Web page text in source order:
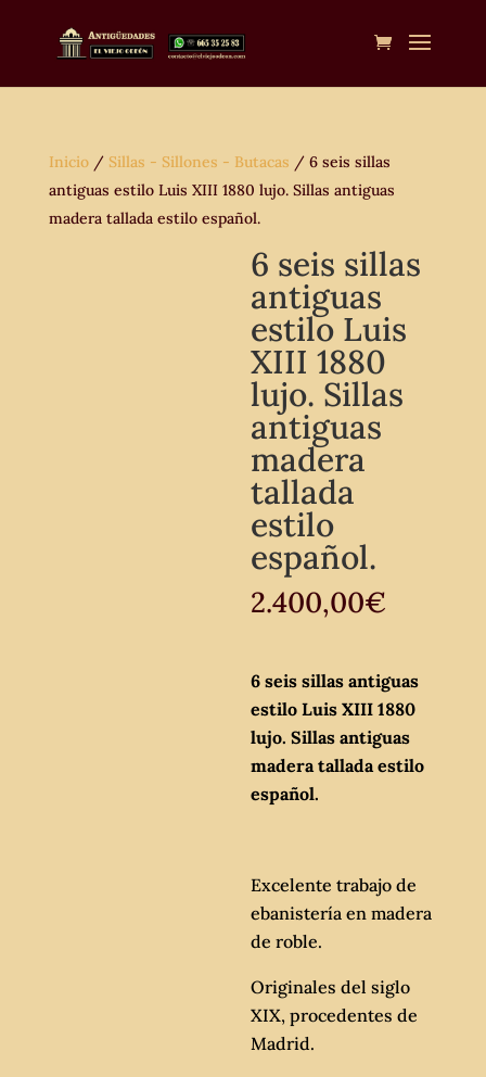
Inicio/ Sillas - Sillones - Butacas / 6 seis sillas
antiguas estilo Luis XIII 1880 lujo. Sillas antiguas
madera tallada estilo español.
6 seis sillas
antiguas
estilo Luis
XIII 1880
lujo. Sillas
antiguas
madera
tallada
estilo
español.
2.400,00€
6 seis sillas antiguas
estilo Luis XIII 1880
lujo. Sillas antiguas
madera tallada estilo
español.
Excelente trabajo de
ebanistería en madera
de roble.
Originales del siglo
XIX, procedentes de
Madrid.